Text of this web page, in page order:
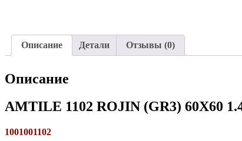
Описание Детали Отзывы (0)
Описание
AMTILE 1102 ROJIN (GR3) 60X60
1001001102